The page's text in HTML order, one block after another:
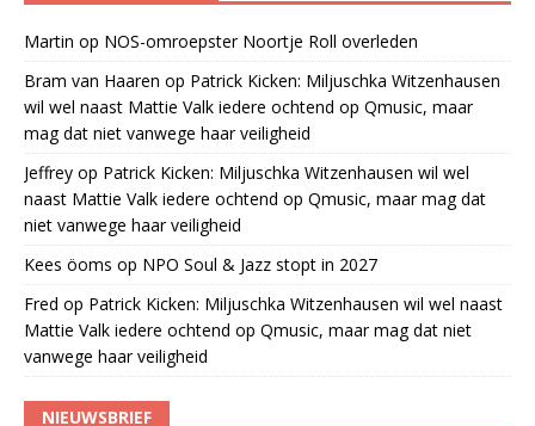
Martin op NOS-omroepster Noortje Roll overleden
Bram van Haaren op Patrick Kicken: Miljuschka Witzenhausen
wil wel naast Mattie Valk iedere ochtend op Qmusic, maar
mag dat niet vanwege haar veiligheid
Jeffrey op Patrick Kicken: Miljuschka Witzenhausen wil wel
naast Mattie Valk iedere ochtend op Qmusic, maar mag dat
niet vanwege haar veiligheid
Kees öoms op NPO Soul & Jazz stopt in 2027
Fred op Patrick Kicken: Miljuschka Witzenhausen wil wel naast
Mattie Valk iedere ochtend op Qmusic, maar mag dat niet
vanwege haar veiligheid
NIEUWSBRIEF